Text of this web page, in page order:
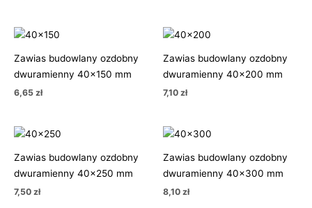
Zawias budowlany ozdobny
dwuramienny 40×150 mm
6,65 zł
Zawias budowlany ozdobny
dwuramienny 40×200 mm
7,10 zł
Zawias budowlany ozdobny
dwuramienny 40×250 mm
7,50 zł
Zawias budowlany ozdobny
dwuramienny 40×300 mm
8,10 zł